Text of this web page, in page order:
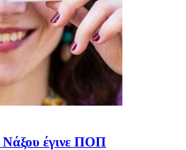
Νάξου έγινε ΠΟΠ